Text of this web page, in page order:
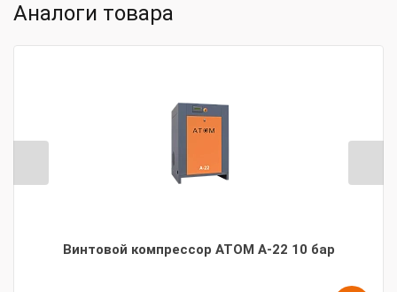
Аналоги товара
Винтовой компрессор АТОМ А-22 10 бар